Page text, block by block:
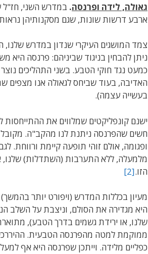
גאולה, לידה ופרנסה. במדרש השני, חז"ל
ארבע דרשות שונות, שגם מסקנותיהן
צמד המושגים העיקרי שנדון במדרש שלנו,
ניתן להבחין בניגוד שביניהם: פרנסה
כמעט נגד חוקי הטבע. בשני התהליכים
האדיבה, בעוד שביחס לגאולה אנו מצפים
בעשייה עצמה).
ישנם קונפליקטים שמלווים את
חשים שהפרנסה ניתנת לנו מהקב"ה.
ופגומה, אולם זוהי תופעה קיימת ורווחת.
מלמעלה, ללא התערבות (השתדלות) שלנו,
הזו.[2]
מעיון בכללות המדרש (ויפורט יותר
היא מגדירה את הסולם, וניצבת על השלב
שלנו, או ירידת גשמים בדרך הטבע),
ממוקמת למטה מהפרנסה הטבעית.
כפליים מלידה. וייתכן שפרנסה היא אף